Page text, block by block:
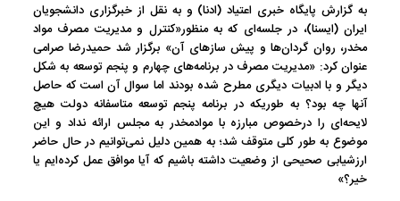
به گزارش پایگاه خبری اعتیاد (ادنا) و به نقل از خبرگزاری دانشجویان
ایران (ایسنا)، در جلسه‌ای که به منظور«کنترل و مدیریت مصرف مواد
مخدر، روان گردان‌ها و پیش سازهای آن» برگزار شد حمیدرضا صرامی
عنوان کرد: «مدیریت مصرف در برنامه‌های چهارم و پنجم توسعه به شکل
دیگر و با ادبیات دیگری مطرح شده بودند اما سوال آن است که حاصل
آنها چه بود؟ به طوریکه در برنامه پنجم توسعه متاسفانه دولت هیچ
لایحه‌ای را درخصوص مبارزه با موادمخدر به مجلس ارائه نداد و این
موضوع به طور کلی متوقف شد؛ به همین دلیل نمی‌توانیم در حال حاضر
ارزشیابی صحیحی از وضعیت داشته باشیم که آیا موافق عمل کرده‌ایم یا
خیر؟»